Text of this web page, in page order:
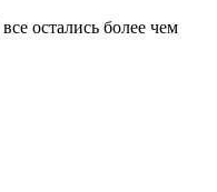
остались более чем